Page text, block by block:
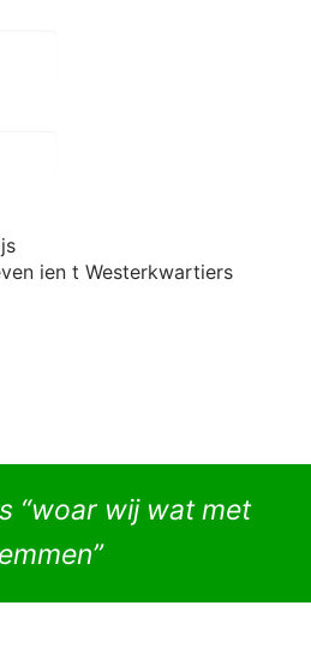
Schrieven ien t Westerkwartiers
“woar wij wat met